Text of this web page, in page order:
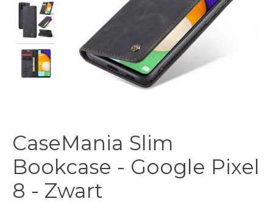
CaseMania Slim
Bookcase - Google Pixel
8 - Zwart